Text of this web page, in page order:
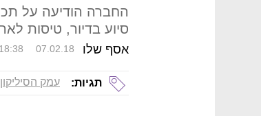
סיוע בדיור, טיסות
אסף שלו 18:38 07.02.18
תגיות: עמק הסיליקון